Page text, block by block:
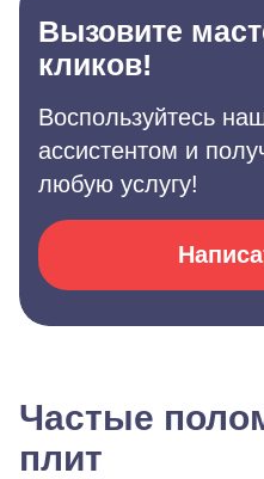
Вызовите
кликов!
Воспользуйтесь
ассистентом и
любую услугу!
Частые
плит